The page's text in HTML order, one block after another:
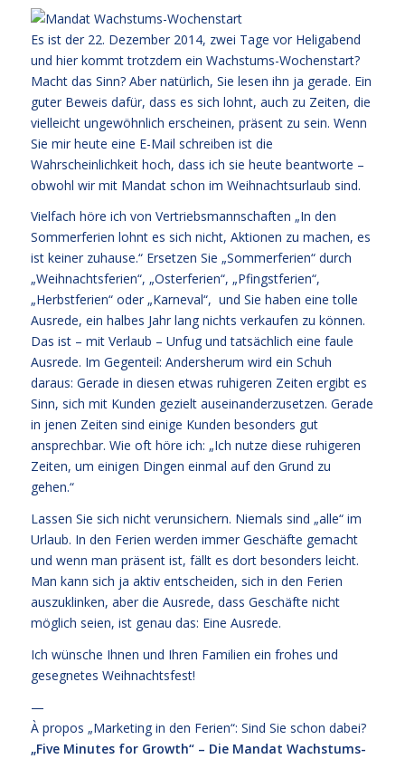
Es ist der 22. Dezember 2014, zwei Tage vor Heligabend
und hier kommt trotzdem ein Wachstums-Wochenstart?
Macht das Sinn? Aber natürlich, Sie lesen ihn ja gerade. Ein
guter Beweis dafür, dass es sich lohnt, auch zu Zeiten, die
vielleicht ungewöhnlich erscheinen, präsent zu sein. Wenn
Sie mir heute eine E-Mail schreiben ist die
Wahrscheinlichkeit hoch, dass ich sie heute beantworte –
obwohl wir mit Mandat schon im Weihnachtsurlaub sind.
Vielfach höre ich von Vertriebsmannschaften „In den
Sommerferien lohnt es sich nicht, Aktionen zu machen, es
ist keiner zuhause.“ Ersetzen Sie „Sommerferien“ durch
„Weihnachtsferien“, „Osterferien“, „Pfingstferien“,
„Herbstferien“ oder „Karneval“, und Sie haben eine tolle
Ausrede, ein halbes Jahr lang nichts verkaufen zu können.
Das ist – mit Verlaub – Unfug und tatsächlich eine faule
Ausrede. Im Gegenteil: Andersherum wird ein Schuh
daraus: Gerade in diesen etwas ruhigeren Zeiten ergibt es
Sinn, sich mit Kunden gezielt auseinanderzusetzen. Gerade
in jenen Zeiten sind einige Kunden besonders gut
ansprechbar. Wie oft höre ich: „Ich nutze diese ruhigeren
Zeiten, um einigen Dingen einmal auf den Grund zu
gehen.“
Lassen Sie sich nicht verunsichern. Niemals sind „alle“ im
Urlaub. In den Ferien werden immer Geschäfte gemacht
und wenn man präsent ist, fällt es dort besonders leicht.
Man kann sich ja aktiv entscheiden, sich in den Ferien
auszuklinken, aber die Ausrede, dass Geschäfte nicht
möglich seien, ist genau das: Eine Ausrede.
Ich wünsche Ihnen und Ihren Familien ein frohes und
gesegnetes Weihnachtsfest!
—
À propos „Marketing in den Ferien“: Sind Sie schon dabei?
„Five Minutes for Growth“ – Die Mandat Wachstums-